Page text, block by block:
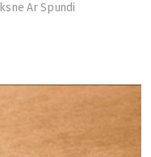
Ar Spundi